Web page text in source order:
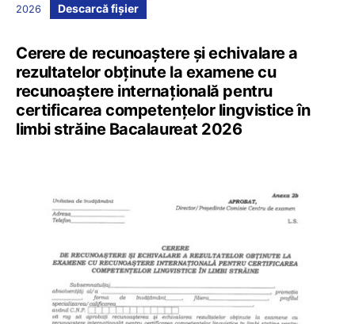
2026
Descarcă fișier
Cerere de recunoaștere și echivalare a
rezultatelor obținute la examene cu
recunoaștere internațională pentru
certificarea competențelor lingvistice în
limbi străine Bacalaureat 2026